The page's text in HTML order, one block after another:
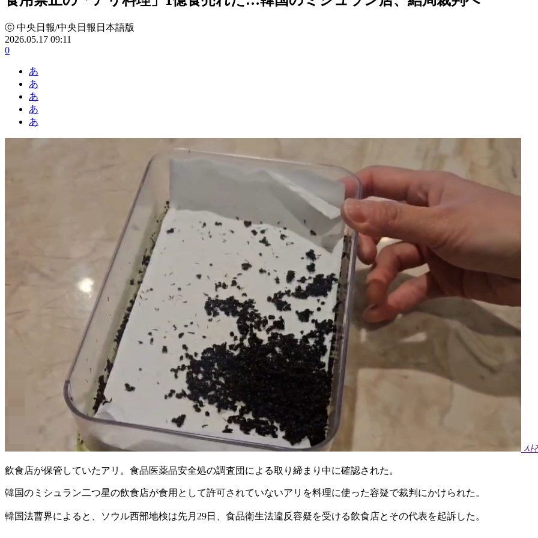
ⓒ 中央日報/中央日報日本語版
2026.05.17 09:11
0
あ
あ
あ
あ
あ
사
飲食店が保管していたアリ。食品医薬品安全処の調査団による取り締まり中に確認された。
韓国のミシュラン二つ星の飲食店が食用として許可されていないアリを料理に使った容疑で裁判にかけられた。
韓国法曹界によると、ソウル西部地検は先月29日、食品衛生法違反容疑を受ける飲食店とその代表を起訴した。